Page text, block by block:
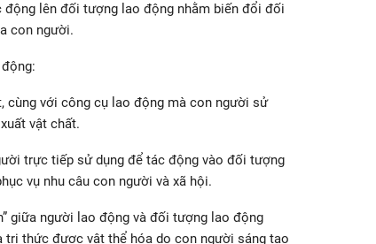
lên đối tượng lao động nhằm biến đổi đối
con người.
cùng với công cụ lao động mà con người sử
vật chất.
trực tiếp sử dụng để tác động vào đối tượng
vụ nhu câu con người và xã hội.
giữa người lao động và đối tượng lao động
tri thức được vật thể hóa do con người sáng tạo